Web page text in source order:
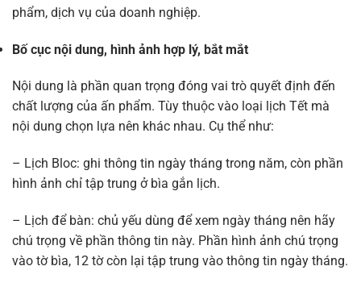
phẩm, dịch vụ của doanh nghiệp.
Bố cục nội dung, hình ảnh hợp lý, bắt mắt
Nội dung là phần quan trọng đóng vai trò quyết định đến
chất lượng của ấn phẩm. Tùy thuộc vào loại lịch Tết mà
nội dung chọn lựa nên khác nhau. Cụ thể như:
– Lịch Bloc: ghi thông tin ngày tháng trong năm, còn phần
hình ảnh chỉ tập trung ở bìa gắn lịch.
– Lịch để bàn: chủ yếu dùng để xem ngày tháng nên hãy
chú trọng về phần thông tin này. Phần hình ảnh chú trọng
vào tờ bìa, 12 tờ còn lại tập trung vào thông tin ngày tháng.